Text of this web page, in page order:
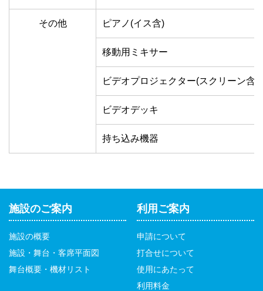
その他 ピアノ(イス含)
移動用ミキサー
ビデオプロジェクター(スクリーン含)
ビデオデッキ
持ち込み機器
施設のご案内
施設の概要
施設・舞台・客席平面図
舞台概要・機材リスト
利用ご案内
申請について
打合せについて
使用にあたって
利用料金